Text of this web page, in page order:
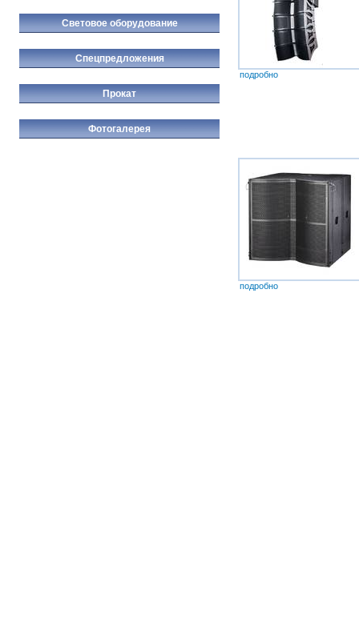
подробно
подробно
Световое оборудование
Спецпредложения
Прокат
Фотогалерея